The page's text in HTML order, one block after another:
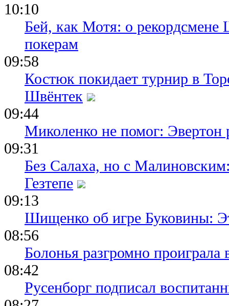
10:10
Бей, как Мотя: о рекордсмене
покерам
09:58
Костюк покидает турнир в
Швёнтек
09:44
Миколенко не помог: Эвертон
09:31
Без Салаха, но с
Гезтепе
09:13
Шищенко об игре Буковины:
08:56
Болонья разгромно
08:42
Русенборг подписал